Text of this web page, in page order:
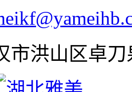
市洪山区卓